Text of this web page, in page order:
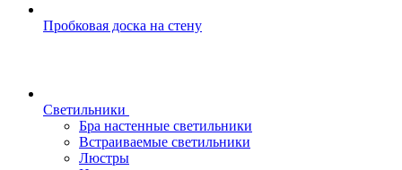
Пробковая доска на стену
Светильники
Бра настенные светильники
Встраиваемые светильники
Люстры